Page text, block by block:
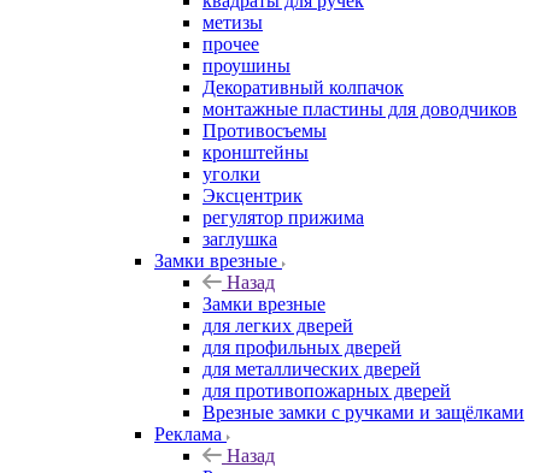
метизы
прочее
проушины
Декоративный колпачок
монтажные пластины для доводчиков
Противосъемы
кронштейны
уголки
Эксцентрик
регулятор прижима
заглушка
Замки врезные
Назад
Замки врезные
для легких дверей
для профильных дверей
для металлических дверей
для противопожарных дверей
Врезные замки с ручками и защёлками
Реклама
Назад